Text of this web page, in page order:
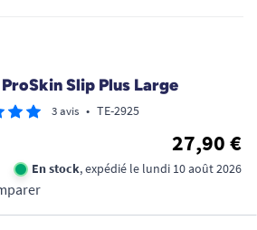
Slip Plus Large
3 avis • TE-2925
27,90 €
En stock, expédié le lundi 10 août 2026